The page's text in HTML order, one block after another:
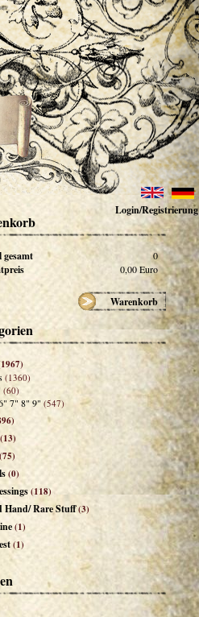
Login/Registrierung
0
0,00Euro
Warenkorb
(1360)
(60)
7" 8" 9" (547)
(13)
(75)
(0)
(118)
Hand/ Rare Stuff(3)
(1)
(1)